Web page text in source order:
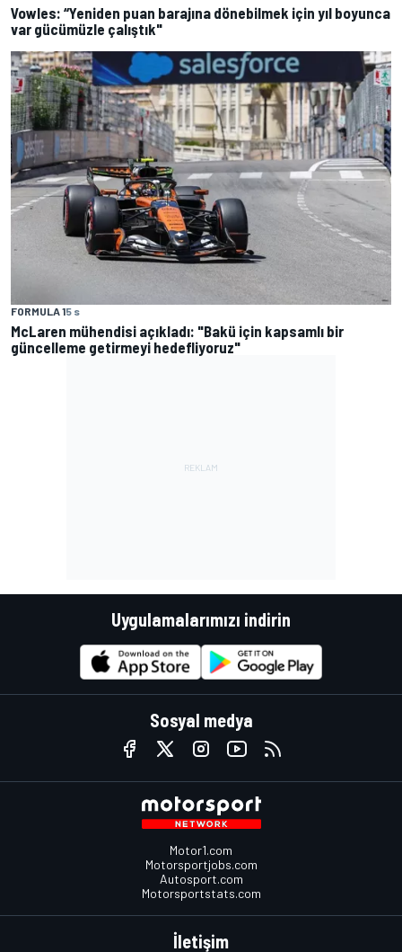
Vowles: “Yeniden puan barajına dönebilmek için yıl boyunca
var gücümüzle çalıştık"
FORMULA 15 s
McLaren mühendisi açıkladı: "Bakü için kapsamlı bir
güncelleme getirmeyi hedefliyoruz"
Uygulamalarımızı indirin
Sosyal medya
Motor1.com
Motorsportjobs.com
Autosport.com
Motorsportstats.com
İletişim